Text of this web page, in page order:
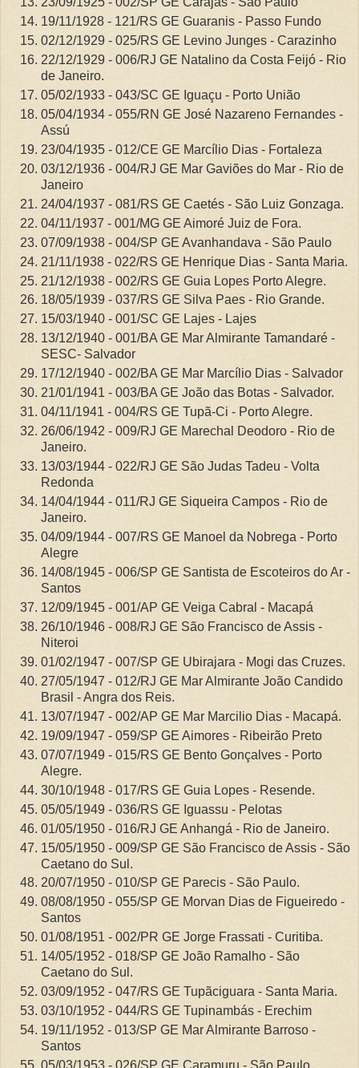
19/11/1928 - 121/RS GE Guaranis - Passo Fundo
02/12/1929 - 025/RS GE Levino Junges - Carazinho
22/12/1929 - 006/RJ GE Natalino da Costa Feijó - Rio
de Janeiro.
05/02/1933 - 043/SC GE Iguaçu - Porto União
05/04/1934 - 055/RN GE José Nazareno Fernandes -
Assú
23/04/1935 - 012/CE GE Marcílio Dias - Fortaleza
03/12/1936 - 004/RJ GE Mar Gaviões do Mar - Rio de
Janeiro
24/04/1937 - 081/RS GE Caetés - São Luiz Gonzaga.
04/11/1937 - 001/MG GE Aimoré Juiz de Fora.
07/09/1938 - 004/SP GE Avanhandava - São Paulo
21/11/1938 - 022/RS GE Henrique Dias - Santa Maria.
21/12/1938 - 002/RS GE Guia Lopes Porto Alegre.
18/05/1939 - 037/RS GE Silva Paes - Rio Grande.
15/03/1940 - 001/SC GE Lajes - Lajes
13/12/1940 - 001/BA GE Mar Almirante Tamandaré -
SESC- Salvador
17/12/1940 - 002/BA GE Mar Marcílio Dias - Salvador
21/01/1941 - 003/BA GE João das Botas - Salvador.
04/11/1941 - 004/RS GE Tupã-Ci - Porto Alegre.
26/06/1942 - 009/RJ GE Marechal Deodoro - Rio de
Janeiro.
13/03/1944 - 022/RJ GE São Judas Tadeu - Volta
Redonda
14/04/1944 - 011/RJ GE Siqueira Campos - Rio de
Janeiro.
04/09/1944 - 007/RS GE Manoel da Nobrega - Porto
Alegre
14/08/1945 - 006/SP GE Santista de Escoteiros do Ar -
Santos
12/09/1945 - 001/AP GE Veiga Cabral - Macapá
26/10/1946 - 008/RJ GE São Francisco de Assis -
Niteroi
01/02/1947 - 007/SP GE Ubirajara - Mogi das Cruzes.
27/05/1947 - 012/RJ GE Mar Almirante João Candido
Brasil - Angra dos Reis.
13/07/1947 - 002/AP GE Mar Marcilio Dias - Macapá.
19/09/1947 - 059/SP GE Aimores - Ribeirão Preto
07/07/1949 - 015/RS GE Bento Gonçalves - Porto
Alegre.
30/10/1948 - 017/RS GE Guia Lopes - Resende.
05/05/1949 - 036/RS GE Iguassu - Pelotas
01/05/1950 - 016/RJ GE Anhangá - Rio de Janeiro.
15/05/1950 - 009/SP GE São Francisco de Assis - São
Caetano do Sul.
20/07/1950 - 010/SP GE Parecis - São Paulo.
08/08/1950 - 055/SP GE Morvan Dias de Figueiredo -
Santos
01/08/1951 - 002/PR GE Jorge Frassati - Curitiba.
14/05/1952 - 018/SP GE João Ramalho - São
Caetano do Sul.
03/09/1952 - 047/RS GE Tupãciguara - Santa Maria.
03/10/1952 - 044/RS GE Tupinambás - Erechim
19/11/1952 - 013/SP GE Mar Almirante Barroso -
Santos